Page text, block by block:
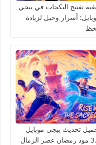
تفتيح البكجات في ببجي
أسرار وحيل لزيادة
تحديث ببجي موبايل
3.7 مود رمضان عصر الرمال